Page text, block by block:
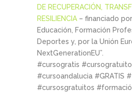
DE RECUPERACIÓN,
RESILIENCIA – financiado
Educación, Formación
Deportes y, por la Unión
NextGenerationEU”.
#cursogratis #cursogratuito
#cursoandalucia #GRATIS
#cursosgratuitos